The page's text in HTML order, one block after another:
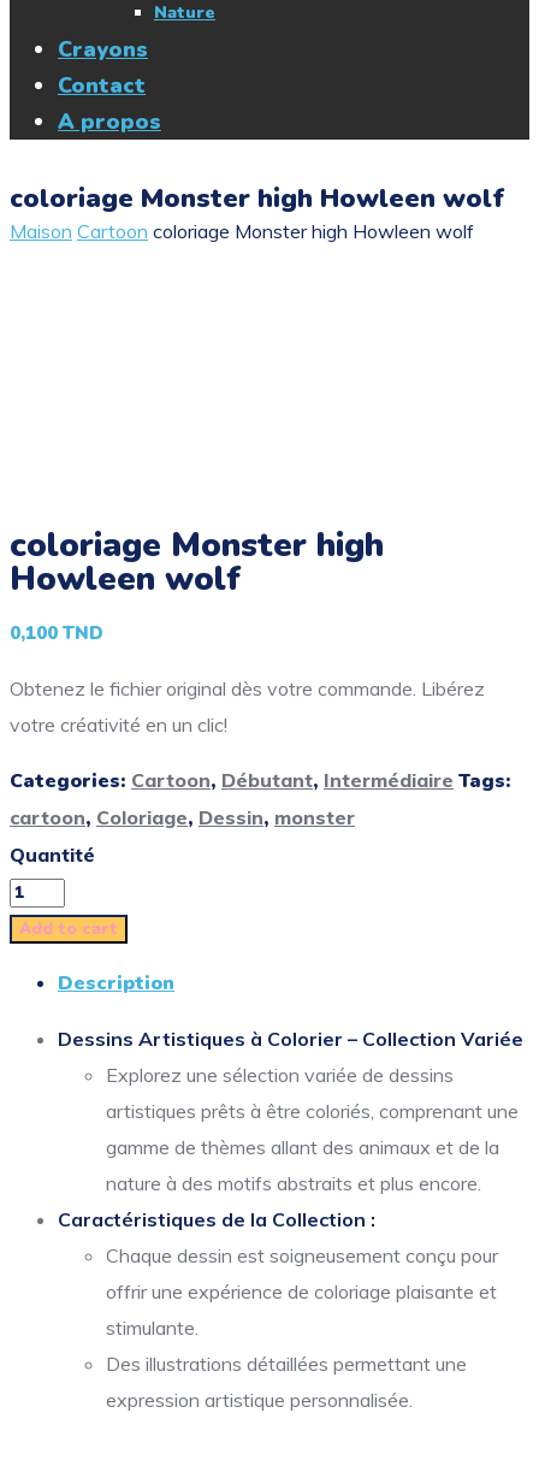
Nature
Crayons
Contact
A propos
coloriage Monster high Howleen wolf
Maison Cartoon coloriage Monster high Howleen wolf
coloriage Monster high
Howleen wolf
0,100 TND
Obtenez le fichier original dès votre commande. Libérez
votre créativité en un clic!
Categories: Cartoon, Débutant, Intermédiaire Tags:
cartoon, Coloriage, Dessin, monster
Quantité
Add to cart
Description
Dessins Artistiques à Colorier – Collection Variée
Explorez une sélection variée de dessins
artistiques prêts à être coloriés, comprenant une
gamme de thèmes allant des animaux et de la
nature à des motifs abstraits et plus encore.
Caractéristiques de la Collection :
Chaque dessin est soigneusement conçu pour
offrir une expérience de coloriage plaisante et
stimulante.
Des illustrations détaillées permettant une
expression artistique personnalisée.